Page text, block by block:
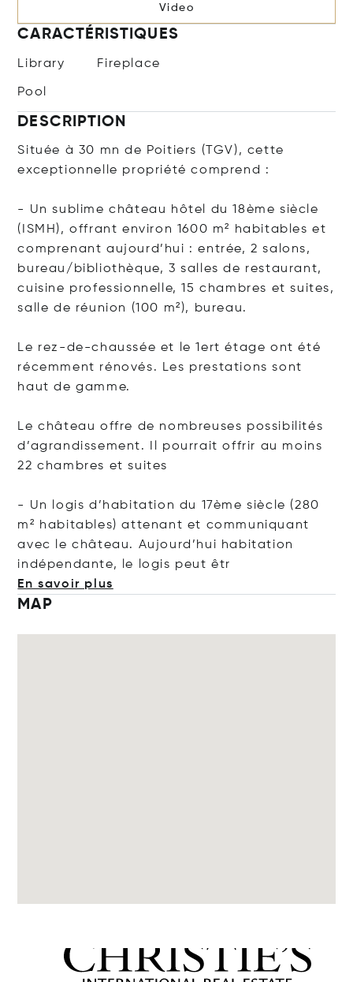
Video
CARACTÉRISTIQUES
Library Fireplace
Pool
DESCRIPTION
Située à 30 mn de Poitiers (TGV), cette
exceptionnelle propriété comprend :
- Un sublime château hôtel du 18ème siècle
(ISMH), offrant environ 1600 m² habitables et
comprenant aujourd’hui : entrée, 2 salons,
bureau/bibliothèque, 3 salles de restaurant,
cuisine professionnelle, 15 chambres et suites,
salle de réunion (100 m²), bureau.
Le rez-de-chaussée et le 1ert étage ont été
récemment rénovés. Les prestations sont
haut de gamme.
Le château offre de nombreuses possibilités
d’agrandissement. Il pourrait offrir au moins
22 chambres et suites
- Un logis d’habitation du 17ème siècle (280
m² habitables) attenant et communiquant
avec le château. Aujourd’hui habitation
indépendante, le logis peut êtr
En savoir plus
MAP